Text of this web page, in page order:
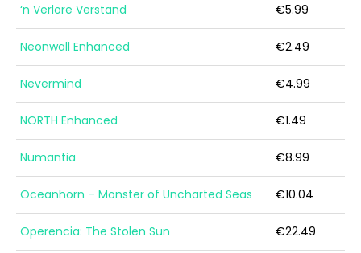
‘n Verlore Verstand €5.99
Neonwall Enhanced €2.49
Nevermind €4.99
NORTH Enhanced €1.49
Numantia €8.99
Oceanhorn – Monster of Uncharted Seas €10.04
Operencia: The Stolen Sun €22.49